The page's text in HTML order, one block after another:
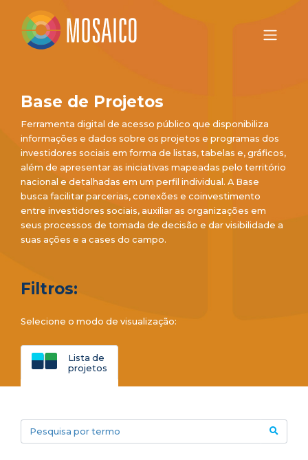
Base de Projetos
Ferramenta digital de acesso público que disponibiliza
informações e dados sobre os projetos e programas dos
investidores sociais em forma de listas, tabelas e, gráficos,
além de apresentar as iniciativas mapeadas pelo território
nacional e detalhadas em um perfil individual. A Base
busca facilitar parcerias, conexões e coinvestimento
entre investidores sociais, auxiliar as organizações em
seus processos de tomada de decisão e dar visibilidade a
suas ações e a cases do campo.
Filtros:
Selecione o modo de visualização:
Lista de
projetos
Pesquisa por termo